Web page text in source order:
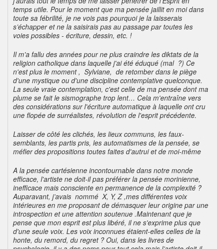
temps utile. Pour le moment que ma pensée jaillit en moi dans
toute sa fébrilité, je ne vois pas pourquoi je la laisserais
s’échapper et ne la saisirais pas au passage par toutes les
voies possibles - écriture, dessin, etc. !
Il m'a fallu des années pour ne plus craindre les diktats de la
religion catholique dans laquelle j'ai été éduqué (mal ?) Ce
n'est plus le moment , Sylviane, de retomber dans le piège
d'une mystique ou d'une discipline contemplative quelconque.
La seule vraie contemplation, c'est celle de ma pensée dont ma
plume se fait le sismographe trop lent… Cela m'entraîne vers
des considérations sur l'écriture automatique à laquelle ont cru
une flopée de surréalistes, révolution de l'esprit précédente.
Laisser de côté les clichés, les lieux communs, les faux-
semblants, les partis pris, les automatismes de la pensée, se
méfier des propositions toutes faites d'autrui et de moi-même
A la pensée cartésienne incontournable dans notre monde
efficace, l'artiste ne doit-il pas préférer la pensée morinienne,
inefficace mais consciente en permanence de la complexité ?
Auparavant, j’avais nommé X, Y, Z ,mes différentes voix
intérieures en me proposant de démasquer leur origine par une
introspection et une attention soutenue .Maintenant que je
pense que mon esprit est plus libéré, il ne s'exprime plus que
d'une seule voix. Les voix inconnues étaient-elles celles de la
honte, du remord, du regret ? Oui, dans les livres de